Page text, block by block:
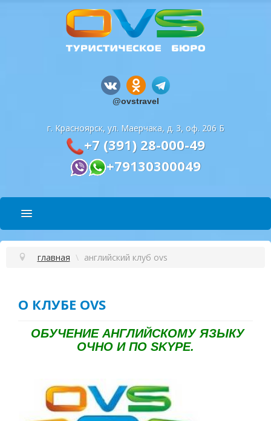
@ovstravel
г. Красноярск, ул. Маерчака, д. 3, оф. 206 Б
+7 (391) 28-000-49
+79130300049
СПОСОБЫ ОПЛАТЫ
КОНТАКТЫ
АНГЛИЙСКИЙ КЛУБ OVS
главная \ английский клуб ovs
О КЛУБЕ OVS
ОБУЧЕНИЕ АНГЛИЙСКОМУ ЯЗЫКУ
ОЧНО И ПО SKYPE.